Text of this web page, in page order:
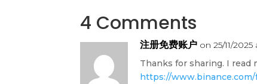
4 Comments
注册免费账户 on 25/11/2025
Thanks for sharing. I read
https://www.binance.com/